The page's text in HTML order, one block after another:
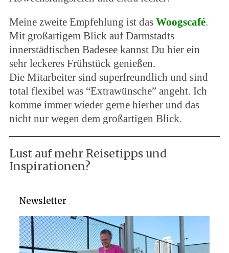
Meine zweite Empfehlung ist das Woogscafé.
Mit großartigem Blick auf Darmstadts
innerstädtischen Badesee kannst Du hier ein
sehr leckeres Frühstück genießen.
Die Mitarbeiter sind superfreundlich und sind
total flexibel was “Extrawünsche” angeht. Ich
komme immer wieder gerne hierher und das
nicht nur wegen dem großartigen Blick.
Lust auf mehr Reisetipps und
Inspirationen?
Newsletter